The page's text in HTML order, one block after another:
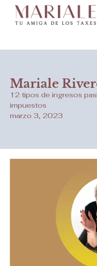
Mariale
12 tipos de ingresos
impuestos
marzo 3, 2023